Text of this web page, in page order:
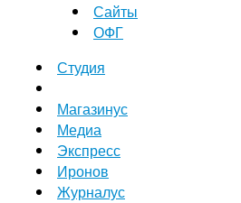
Сайты
ОФГ
Студия
Магазинус
Медиа
Экспресс
Иронов
Журналус